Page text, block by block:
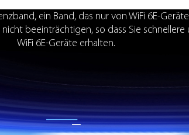
ein Band, das nur von WiFi 6E-
beeinträchtigen, so dass Sie
WiFi 6E-Geräte erhalten.